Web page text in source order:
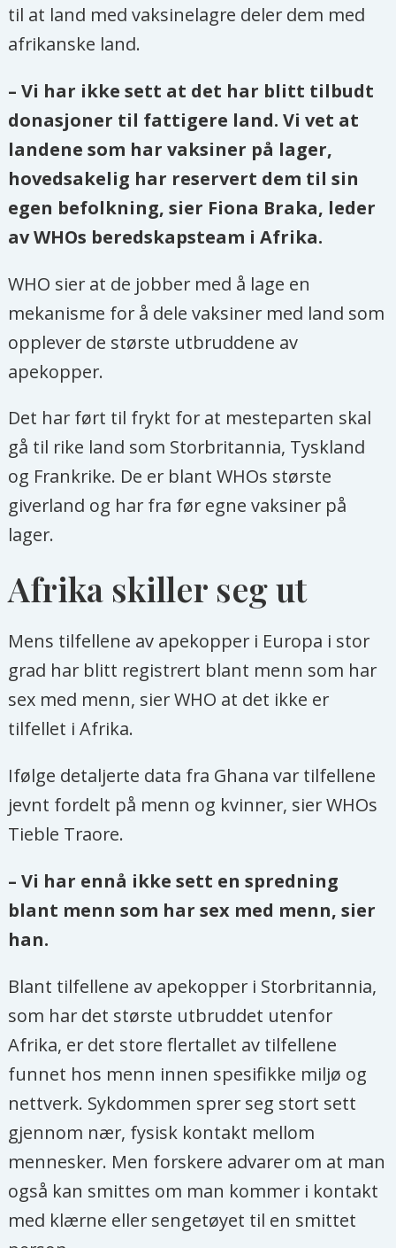
til at land med vaksinelagre deler dem med
afrikanske land.
– Vi har ikke sett at det har blitt tilbudt
donasjoner til fattigere land. Vi vet at
landene som har vaksiner på lager,
hovedsakelig har reservert dem til sin
egen befolkning, sier Fiona Braka, leder
av WHOs beredskapsteam iAfrika.
WHO sier at de jobber med å lage en
mekanisme for å dele vaksiner med land som
opplever de største utbruddene av
apekopper.
Det har ført til frykt for at mesteparten skal
gå til rike land som Storbritannia, Tyskland
og Frankrike. De er blant WHOs største
giverland og har fra før egne vaksiner på
lager.
Afrika skiller seg ut
Mens tilfellene av apekopper i Europa i stor
grad har blitt registrert blant menn som har
sex med menn, sier WHO at det ikke er
tilfellet iAfrika.
Ifølge detaljerte data fra Ghana var tilfellene
jevnt fordelt på menn og kvinner, sier WHOs
Tieble Traore.
– Vi har ennå ikke sett en spredning
blant menn som har sex med menn, sier
han.
Blant tilfellene av apekopper i Storbritannia,
som har det største utbruddet utenfor
Afrika, er det store flertallet av tilfellene
funnet hos menn innen spesifikke miljø og
nettverk. Sykdommen sprer seg stort sett
gjennom nær, fysisk kontakt mellom
mennesker. Men forskere advarer om at man
også kan smittes om man kommer i kontakt
med klærne eller sengetøyet til en smittet